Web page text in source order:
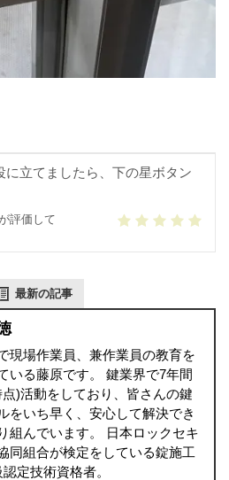
に立てましたら、下の星ボタン
評価して
最新の記事
現場作業員、兼作業員の教育を
いる藤原です。 鍵業界で7年間
点)活動をしており、皆さんの鍵
をいち早く、安心して解決でき
組んでいます。 日本ロックセキ
同組合が検定をしている錠施工
定技術資格者。